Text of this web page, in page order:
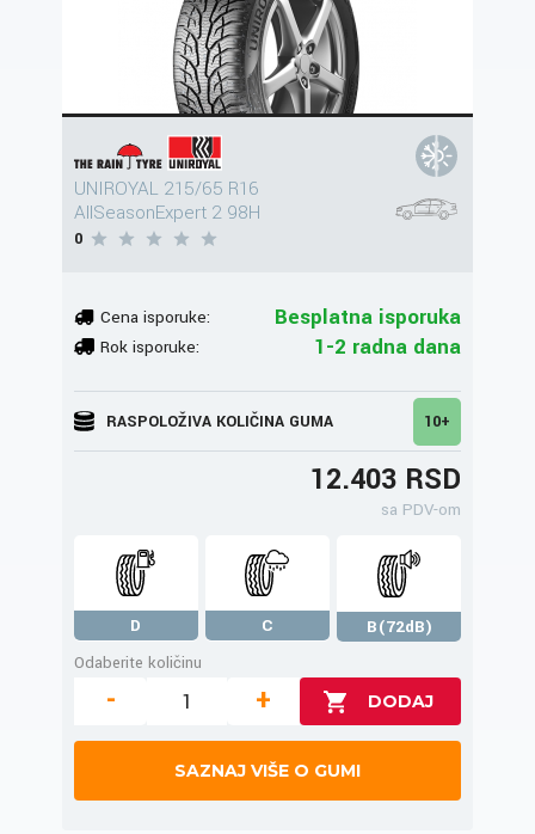
UNIROYAL 215/65 R16
AllSeasonExpert 2 98H
0
Cena isporuke: Besplatna isporuka
Rok isporuke: 1-2 radna dana
RASPOLOŽIVA KOLIČINA GUMA 10+
12.403 RSD
sa PDV-om
D C
B(72dB)
Odaberite količinu
- +
SAZNAJ VIŠE O GUMI